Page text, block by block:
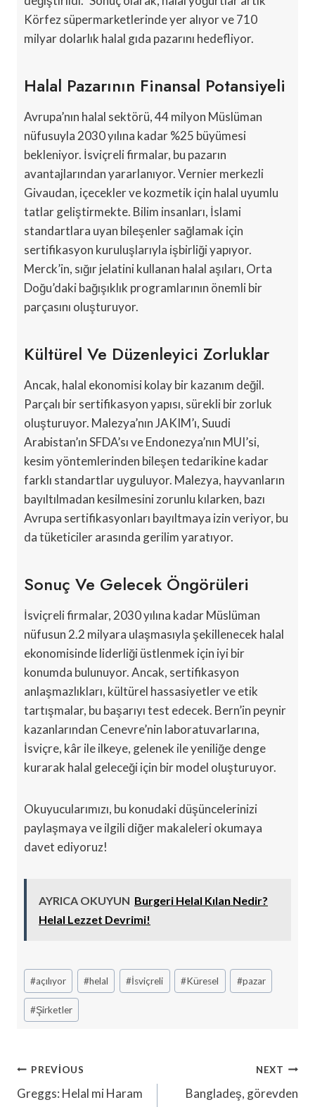
Körfez süpermarketlerinde yer alıyor ve 710
milyar dolarlık halal gıda pazarını hedefliyor.
Halal Pazarının Finansal Potansiyeli
Avrupa’nın halal sektörü, 44 milyon Müslüman
nüfusuyla 2030 yılına kadar %25 büyümesi
bekleniyor. İsviçreli firmalar, bu pazarın
avantajlarından yararlanıyor. Vernier merkezli
Givaudan, içecekler ve kozmetik için halal uyumlu
tatlar geliştirmekte. Bilim insanları, İslami
standartlara uyan bileşenler sağlamak için
sertifikasyon kuruluşlarıyla işbirliği yapıyor.
Merck’in, sığır jelatini kullanan halal aşıları, Orta
Doğu’daki bağışıklık programlarının önemli bir
parçasını oluşturuyor.
Kültürel Ve Düzenleyici Zorluklar
Ancak, halal ekonomisi kolay bir kazanım değil.
Parçalı bir sertifikasyon yapısı, sürekli bir zorluk
oluşturuyor. Malezya’nın JAKIM’ı, Suudi
Arabistan’ın SFDA’sı ve Endonezya’nın MUI’si,
kesim yöntemlerinden bileşen tedarikine kadar
farklı standartlar uyguluyor. Malezya, hayvanların
bayıltılmadan kesilmesini zorunlu kılarken, bazı
Avrupa sertifikasyonları bayıltmaya izin veriyor, bu
da tüketiciler arasında gerilim yaratıyor.
Sonuç Ve Gelecek Öngörüleri
İsviçreli firmalar, 2030 yılına kadar Müslüman
nüfusun 2.2 milyara ulaşmasıyla şekillenecek halal
ekonomisinde liderliği üstlenmek için iyi bir
konumda bulunuyor. Ancak, sertifikasyon
anlaşmazlıkları, kültürel hassasiyetler ve etik
tartışmalar, bu başarıyı test edecek. Bern’in peynir
kazanlarından Cenevre’nin laboratuvarlarına,
İsviçre, kâr ile ilkeye, gelenek ile yeniliğe denge
kurarak halal geleceği için bir model oluşturuyor.
Okuyucularımızı, bu konudaki düşüncelerinizi
paylaşmaya ve ilgili diğer makaleleri okumaya
davet ediyoruz!
AYRICA OKUYUN Burgeri Helal Kılan Nedir?
Helal Lezzet Devrimi!
Post
Tags:
#açılıyor #helal #İsviçreli #Küresel #pazar
#Şirketler
Yazı
Gezinmesi
PREVIOUS
Greggs: Helal mi Haram
NEXT
Bangladeş, görevden